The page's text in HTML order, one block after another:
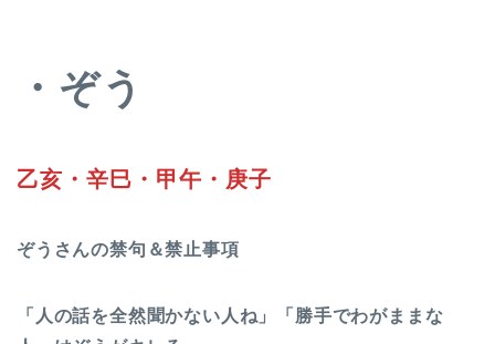
・ぞう
乙亥・辛巳・甲午・庚子
ぞうさんの禁句＆禁止事項
「人の話を全然聞かない人ね」「勝手でわがままな